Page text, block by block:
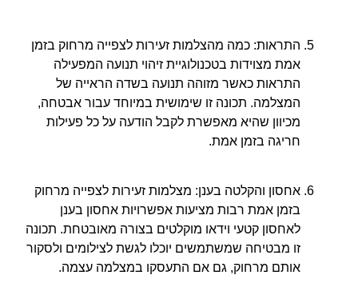
התראות: כמה מהצלמות זעירות לצפייה מרחוק בזמן
אמת מצוידות בטכנולוגיית זיהוי תנועה המפעילה
התראות כאשר מזוהה תנועה בשדה הראייה של
המצלמה. תכונה זו שימושית במיוחד עבור אבטחה,
מכיוון שהיא מאפשרת לקבל הודעה על כל פעילות
חריגה בזמן אמת.
אחסון והקלטה בענן: מצלמות זעירות לצפייה מרחוק
בזמן אמת רבות מציעות אפשרויות אחסון בענן
לאחסון קטעי וידאו מוקלטים בצורה מאובטחת. תכונה
זו מבטיחה שמשתמשים יוכלו לגשת לצילומים ולסקור
אותם מרחוק, גם אם התעסקו במצלמה עצמה.